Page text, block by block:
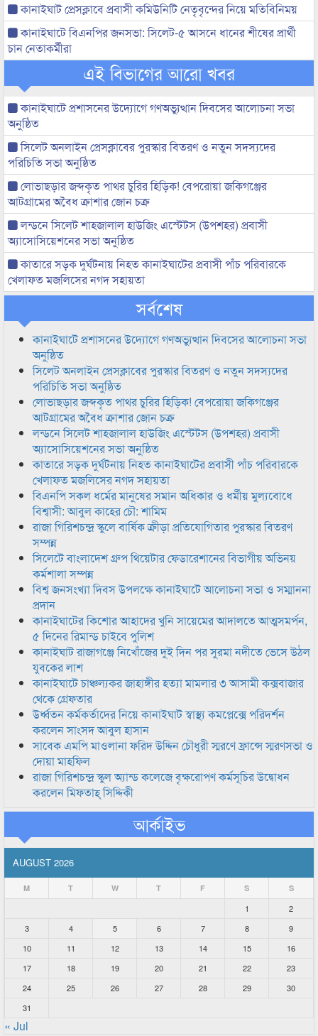
কানাইঘাট প্রেসক্লাবে প্রবাসী কমিউনিটি নেতৃবৃন্দের নিয়ে মতিবিনিময়
কানাইঘাটে বিএনপির জনসভা: সিলেট-৫ আসনে ধানের শীষের প্রার্থী
চান নেতাকর্মীরা
এই বিভাগের আরো খবর
কানাইঘাটে প্রশাসনের উদ্যোগে গণঅভ্যুত্থান দিবসের আলোচনা সভা
অনুষ্ঠিত
সিলেট অনলাইন প্রেসক্লাবের পুরস্কার বিতরণ ও নতুন সদস্যদের
পরিচিতি সভা অনুষ্ঠিত
লোভাছড়ার জব্দকৃত পাথর চুরির হিড়িক! বেপরোয়া জকিগঞ্জের
আটগ্রামের অবৈধ ক্রাশার জোন চক্র
লন্ডনে সিলেট শাহজালাল হাউজিং এস্টেটস (উপশহর) প্রবাসী
অ্যাসোসিয়েশনের সভা অনুষ্ঠিত
কাতারে সড়ক দুর্ঘটনায় নিহত কানাইঘাটের প্রবাসী পাঁচ পরিবারকে
খেলাফত মজলিসের নগদ সহায়তা
সর্বশেষ
কানাইঘাটে প্রশাসনের উদ্যোগে গণঅভ্যুত্থান দিবসের আলোচনা সভা
অনুষ্ঠিত
সিলেট অনলাইন প্রেসক্লাবের পুরস্কার বিতরণ ও নতুন সদস্যদের
পরিচিতি সভা অনুষ্ঠিত
লোভাছড়ার জব্দকৃত পাথর চুরির হিড়িক! বেপরোয়া জকিগঞ্জের
আটগ্রামের অবৈধ ক্রাশার জোন চক্র
লন্ডনে সিলেট শাহজালাল হাউজিং এস্টেটস (উপশহর) প্রবাসী
অ্যাসোসিয়েশনের সভা অনুষ্ঠিত
কাতারে সড়ক দুর্ঘটনায় নিহত কানাইঘাটের প্রবাসী পাঁচ পরিবারকে
খেলাফত মজলিসের নগদ সহায়তা
বিএনপি সকল ধর্মের মানুষের সমান অধিকার ও ধর্মীয় মুল্যবোধে
বিশ্বাসী: আবুল কাহের চৌ: শামিম
রাজা গিরিশচন্দ্র স্কুলে বার্ষিক ক্রীড়া প্রতিযোগিতার পুরস্কার বিতরণ
সম্পন্ন
সিলেটে বাংলাদেশ গ্রুপ থিয়েটার ফেডারেশানের বিভাগীয় অভিনয়
কর্মশালা সম্পন্ন
বিশ্ব জনসংখ্যা দিবস উপলক্ষে কানাইঘাটে আলোচনা সভা ও সম্মাননা
প্রদান
কানাইঘাটের কিশোর আহাদের খুনি সায়েমের আদালতে আত্মসমর্পন,
৫ দিনের রিমান্ড চাইবে পুলিশ
কানাইঘাট রাজাগঞ্জে নিখোঁজের দুই দিন পর সুরমা নদীতে ভেসে উঠল
যুবকের লাশ
কানাইঘাটে চাঞ্চল্যকর জাহাঙ্গীর হত্যা মামলার ৩ আসামী কক্সবাজার
থেকে গ্রেফতার
উর্ধ্বতন কর্মকর্তাদের নিয়ে কানাইঘাট স্বাস্থ্য কমপ্লেক্সে পরিদর্শন
করলেন সাংসদ আবুল হাসান
সাবেক এমপি মাওলানা ফরিদ উদ্দিন চৌধুরী স্মরণে ফ্রান্সে স্মরণসভা ও
দোয়া মাহফিল
রাজা গিরিশচন্দ্র স্কুল অ্যান্ড কলেজে বৃক্ষরোপণ কর্মসূচির উদ্বোধন
করলেন মিফতাহ্ সিদ্দিকী
আর্কাইভ
AUGUST 2026
M T W T F S S
1
2
3
4 5 6 7 8
9
10
11 12 13 14 15
16
17
18 19 20 21 22
23
24
25 26 27 28 29
30
31
« Jul